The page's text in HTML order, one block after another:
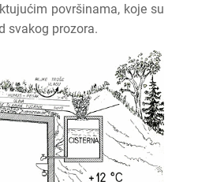
površinama, koje su
svakog prozora.